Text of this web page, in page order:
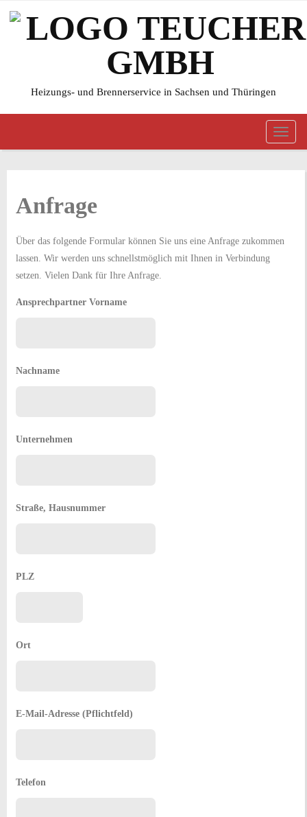
Heizungs- und Brennerservice in Sachsen und Thüringen
Anfrage
Über das folgende Formular können Sie uns eine Anfrage zukommen
lassen. Wir werden uns schnellstmöglich mit Ihnen in Verbindung
setzen. Vielen Dank für Ihre Anfrage.
Ansprechpartner Vorname
Nachname
Unternehmen
Straße, Hausnummer
PLZ
Ort
E-Mail-Adresse (Pflichtfeld)
Telefon